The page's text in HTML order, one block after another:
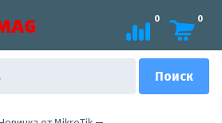
0 0